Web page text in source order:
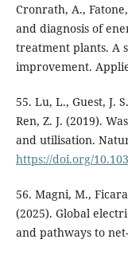
Cronrath, A.,
and diagnosis of
treatment plants. A
improvement.
55. Lu, L., Guest, J.
Ren, Z. J. (2019).
and utilisation.
https://doi.org/
56. Magni, M.,
(2025). Global
and pathways to